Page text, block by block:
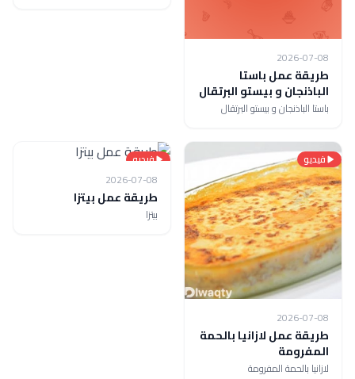
2026-07-08
طريقة عمل باستا
الباذنجان و بيستو البرتقال
باستا الباذنجان و بيستو البرتقال
فيديو
2026-07-08
طريقة عمل لازانيا بالحمة
المفرومة
لازانيا بالحمة المفرومة
فيديو
2026-07-08
طريقة عمل بيتزا
بيتزا